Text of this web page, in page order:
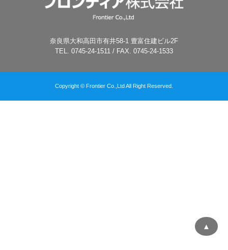
奈良県大和高田市有井58-1 豊富住建ビル2F
TEL. 0745-24-1511 / FAX. 0745-24-1533
Copyright © Frontier Co.,Ltd All Right Reserved.
▲